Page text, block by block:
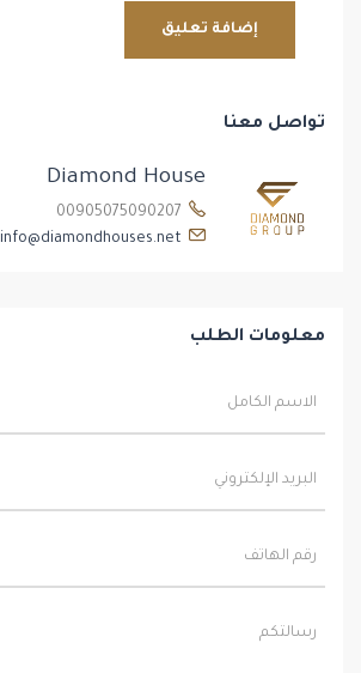
تواصل معنا
Diamond House
info@diamondhouses.net
معلومات الطلب